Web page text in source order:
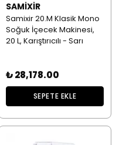
SAMIXIR
Samixir 20.M Klasik Mono
Soğuk İçecek Makinesi,
20 L, Karıştırıcılı - Sarı
₺ 28,178.00
SEPETE EKLE